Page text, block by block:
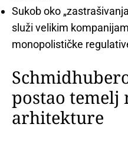
Sukob oko
služi velikim
monopolističke
postao temelj
arhitekture